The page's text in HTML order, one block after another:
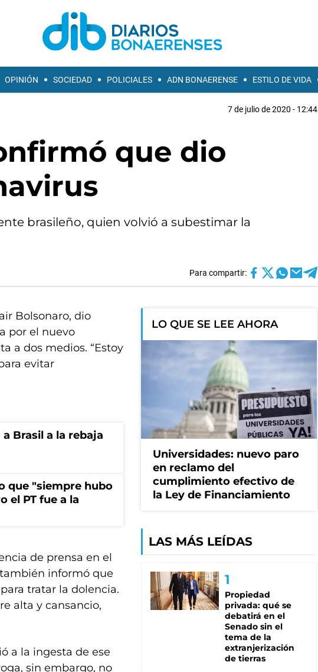
OPINIÓN SOCIEDAD POLICIALES ADN BONAERENSE ESTILO DE VIDA
7 de julio de 2020 - 12:44
que dio
brasileño, quien volvió a subestimar la
Para compartir:
Bolsonaro, dio
por el nuevo
a dos medios. “Estoy
evitar
Brasil a la rebaja
que "siempre hubo
el PT fue a la
de prensa en el
informó que
tratar la dolencia.
alta y cansancio,
a la ingesta de ese
sin embargo, no
LO QUE SE LEE AHORA
Universidades: nuevo paro
en reclamo del
cumplimiento efectivo de
la Ley de Financiamiento
LAS MÁS LEÍDAS
Propiedad
privada: qué se
debatirá en el
Senado sin el
tema de la
extranjerización
de tierras